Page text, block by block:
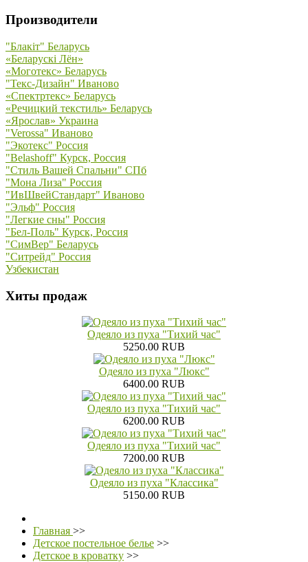
Производители
"Блакiт" Беларусь
«Беларускi Лён»
«Моготекс» Беларусь
"Текс-Дизайн" Иваново
«Спектртекс» Беларусь
«Речицкий текстиль» Беларусь
«Ярослав» Украина
"Verossa" Иваново
"Экотекс" Россия
"Belashoff" Курск, Россия
"Стиль Вашей Спальни" СПб
"Мона Лиза" Россия
"ИвШвейСтандарт" Иваново
"Эльф" Россия
"Легкие сны" Россия
"Бел-Поль" Курск, Россия
"СимВер" Беларусь
"Ситрейд" Россия
Узбекистан
Хиты продаж
Одеяло из пуха "Тихий час"
5250.00 RUB
Одеяло из пуха "Люкс"
6400.00 RUB
Одеяло из пуха "Тихий час"
6200.00 RUB
Одеяло из пуха "Тихий час"
7200.00 RUB
Одеяло из пуха "Классика"
5150.00 RUB
Главная >>
Детское постельное белье >>
Детское в кроватку >>